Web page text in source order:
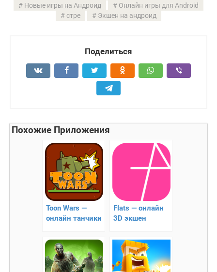
Новые игры на Андроид
Онлайн игры для Android
стре
Экшен на андроид
Поделиться
Похожие Приложения
Toon Wars —
онлайн танчики
графикой
Flats — онлайн
3D экшен